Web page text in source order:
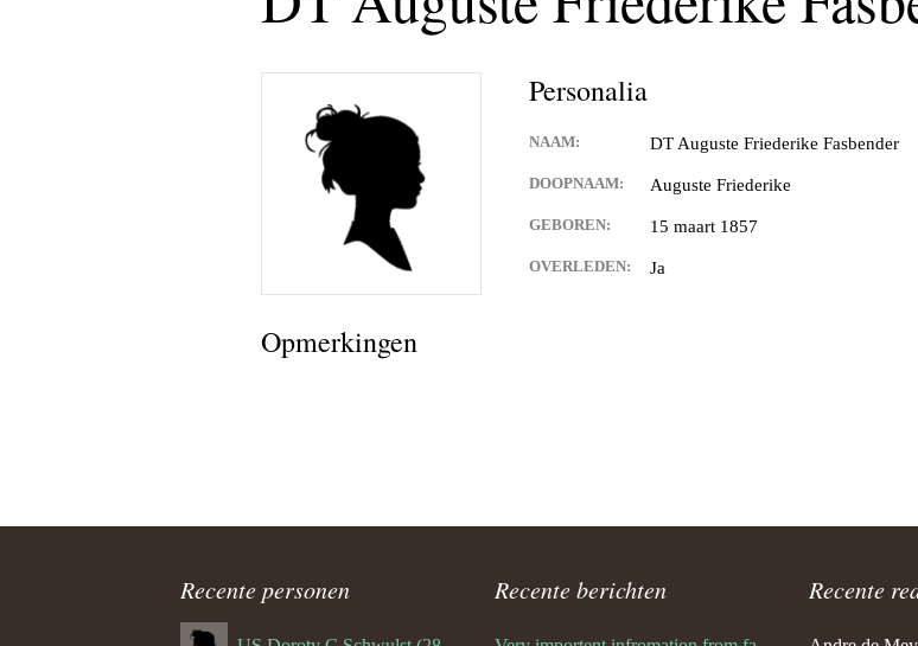
Schwulst USA
Familie Bill Schwulst
2005 sept
Personalia
NAAM: DT Auguste Friederike Fasbender
DOOPNAAM: Auguste Friederike
GEBOREN: 15 maart 1857
OVERLEDEN: Ja
Opmerkingen
Recente personen Recente berichten Recente